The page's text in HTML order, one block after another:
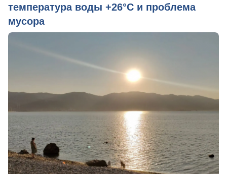
температура воды +26°C и проблема
мусора